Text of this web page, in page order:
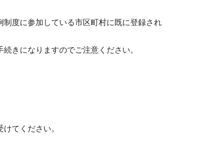
組織一覧
に参加している市区町村に既に登録され
になりますのでご注意ください。
てください。